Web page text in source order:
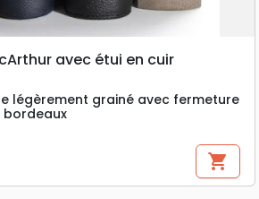
avec étui en cuir
légèrement grainé avec fermeture
bordeaux
shopping_cart